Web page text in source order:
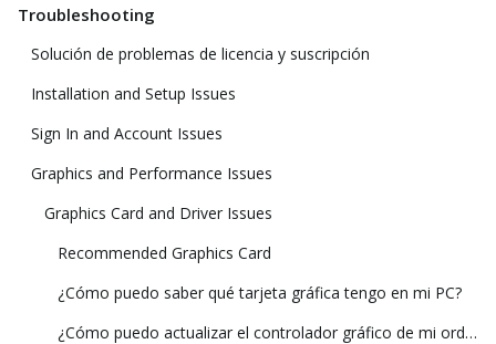
Troubleshooting
Solución de problemas de licencia y suscripción
Installation and Setup Issues
Sign In and Account Issues
Graphics and Performance Issues
Graphics Card and Driver Issues
Recommended Graphics Card
¿Cómo puedo saber qué tarjeta gráfica tengo en mi PC?
¿Cómo puedo actualizar el controlador gráfico de mi ordenador?